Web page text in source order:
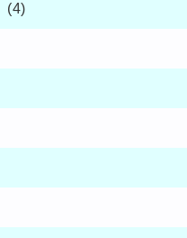
(4)